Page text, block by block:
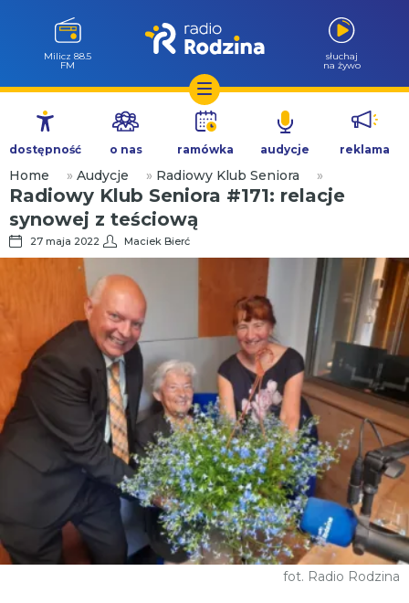
Przejdź
treści
Milicz 88.5
FM
słuchaj
na żywo
dostępność o nas ramówka audycje reklama
Home » Audycje » Radiowy Klub Seniora »
Radiowy Klub Seniora #171: relacje
synowej z teściową
27 maja 2022 Maciek Bierć
fot. Radio Rodzina